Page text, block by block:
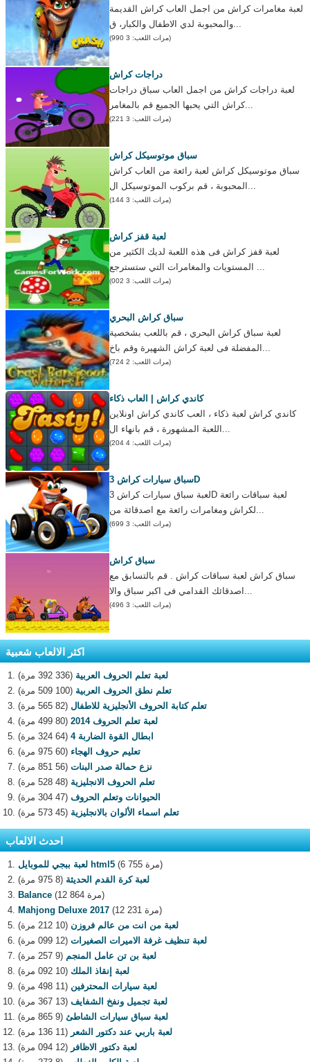
لعبة مغامرات كراش من اجمل العاب كراش القديمة
والمحبوبة لدي الاطفال والكبار، ق...
(مرات اللعب: 3 990)
دراجات كراش
لعبة دراجات كراش من اجمل العاب سباق دراجات
كراش التي يحبها الجميع قم بالمغامر...
(مرات اللعب: 3 221)
سباق موتوسيكل كراش
سباق موتوسيكل كراش لعبة رائعة من العاب كراش
المحبوبة ، قم بركوب الموتوسيكل ال...
(مرات اللعب: 3 144)
لعبة قفز كراش
لعبة قفز كراش فى هذه اللعبة لديك الكثير من
المستويات والمغامرات التي ستسترجع ...
(مرات اللعب: 3 002)
سباق كراش البحري
لعبة سباق كراش البحري ، قم باللعب بشخصية
المفضلة فى لعبة كراش الشهيرة وقم باخ...
(مرات اللعب: 2 724)
كاندي كراش | العاب ذكاء
كاندي كراش لعبة ذكاء ، العب كاندي كراش اونلاين
اللعبة المشهورة ، قم بانهاء ال...
(مرات اللعب: 4 204)
سباق سيارات كراش 3D
لعبة سباق سيارات كراش 3D لعبة سباقات رائعة
لكراش ومغامرات رائعة مع اصدقائة من...
(مرات اللعب: 3 699)
سباق كراش
سباق كراش لعبة سباقات كراش . قم بالتسابق مع
اصدقائك القدامي فى اكبر سباق والا...
(مرات اللعب: 3 496)
اكثر الالعاب شعبية
لعبة تعلم الحروف العربية (336 392 مرة)
تعلم نطق الحروف العربية (100 509 مرة)
تعلم كتابة الحروف الأنجليزية للاطفال (82 565 مرة)
لعبة تعلم الحروف 2014
(80 499 مرة)
ابطال القوة الضاربة 4
(64 324 مرة)
تعليم حروف الهجاء (60 975 مرة)
نزع حمالة صدر البنات (56 851 مرة)
تعلم الحروف الانجليزية (48 528 مرة)
الحيوانات وتعلم الحروف (47 304 مرة)
تعلم اسماء الألوان بالانجليزية (45 573 مرة)
احدث الالعاب
لعبة ببجي للموبايل html5
(6 755 مرة)
لعبة كرة القدم الحديثة (8 975 مرة)
Balance
(12 864 مرة)
Mahjong Deluxe 2017
(12 231 مرة)
لعبة من انت من عالم فروزن (10 212 مرة)
لعبة تنظيف غرفة الاميرات الصغيرات (12 099 مرة)
لعبة بن تن عامل المنجم (9 257 مرة)
لعبة إنقاذ الملك (10 092 مرة)
لعبة سيارات المحترفين (11 498 مرة)
لعبة تجميل ونفخ الشفايف (13 367 مرة)
لعبة سباق سيارات الشاطئ (9 865 مرة)
لعبة باربي عند دكتور الشعر (11 136 مرة)
لعبة دكتور الاظافر (12 094 مرة)